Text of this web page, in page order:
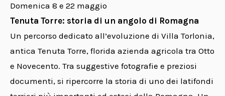
Domenica 8 e 22 maggio
Tenuta Torre: storia di un angolo di Romagna
Un percorso dedicato all’evoluzione di Villa Torlonia,
antica Tenuta Torre, florida azienda agricola tra Otto
e Novecento. Tra suggestive fotografie e preziosi
documenti, si ripercorre la storia di uno dei latifondi